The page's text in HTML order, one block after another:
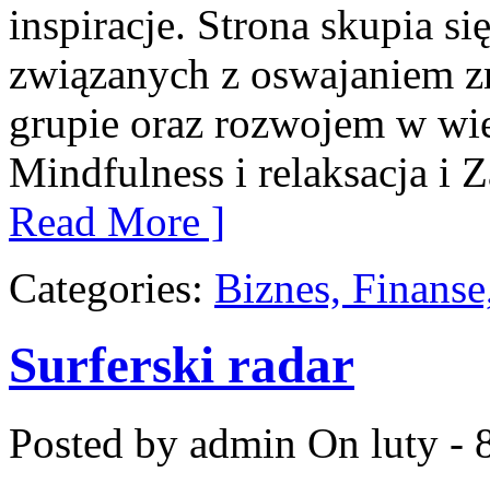
inspiracje. Strona skupia
związanych z oswajaniem
grupie oraz rozwojem w
Mindfulness i relaksacja i
Read More ]
Categories: Biznes,
Surferski radar
Posted by admin On luty -